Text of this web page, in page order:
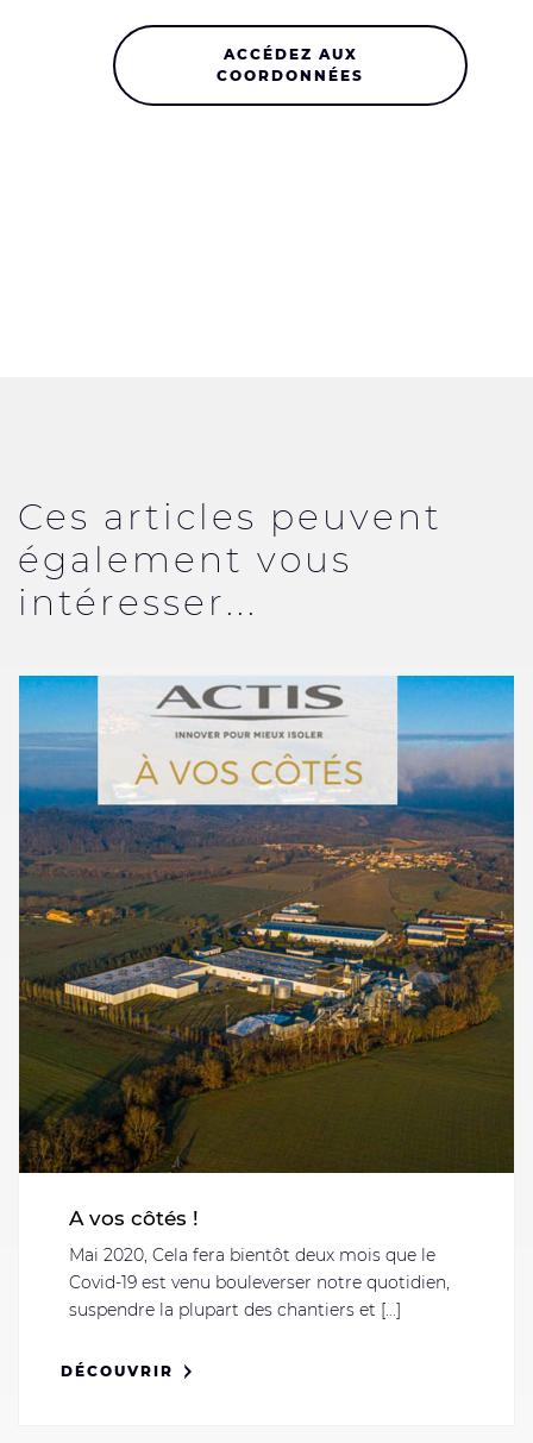
ACCÉDEZ AUX
COORDONNÉES
Ces articles peuvent
également vous
intéresser...
A vos côtés !
Mai 2020, Cela fera bientôt deux mois que le
Covid-19 est venu bouleverser notre quotidien,
suspendre la plupart des chantiers et [...]
DÉCOUVRIR